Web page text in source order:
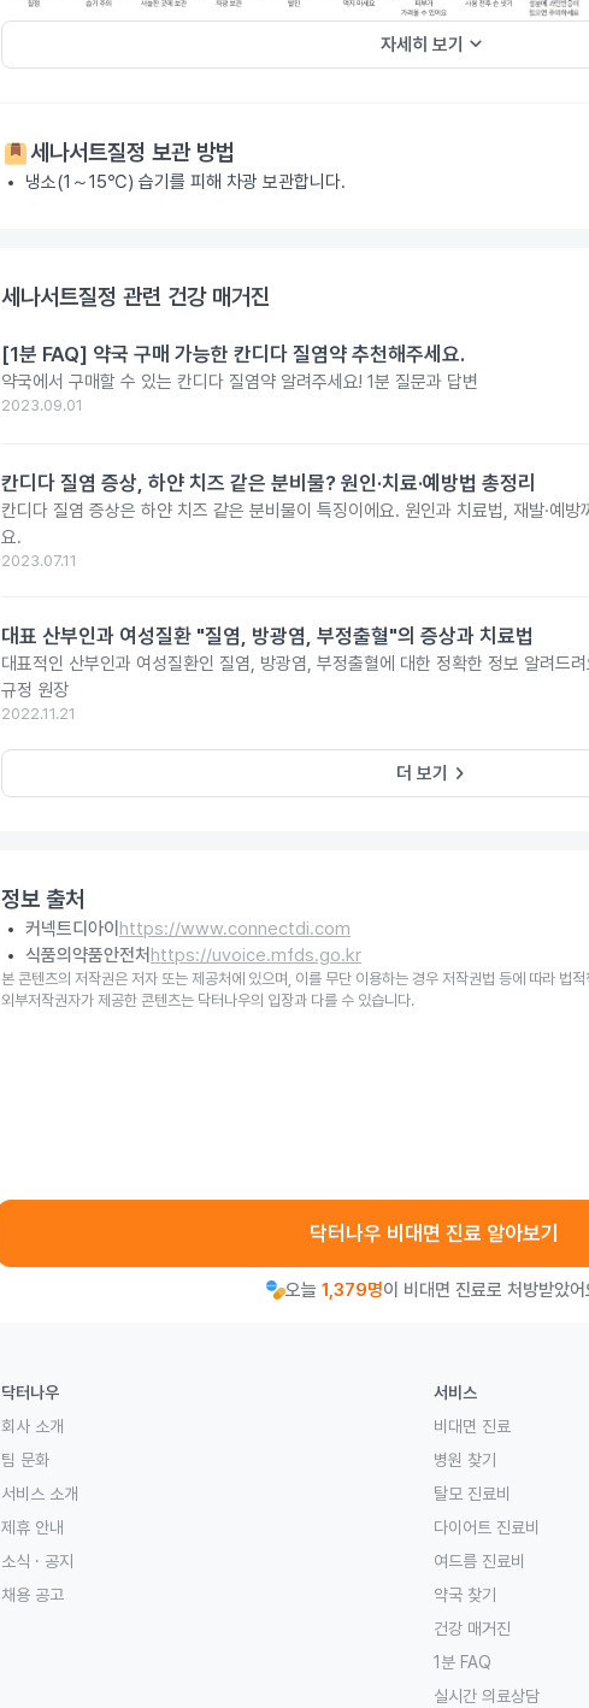
자세히 보기 keyboard_arrow_down
세나서트질정 보관 방법
냉소(1～15℃) 습기를 피해 차광 보관합니다.
세나서트질정 관련 건강 매거진
[1분 FAQ] 약국 구매 가능한 칸디다 질염약 추천해주세요.
약국에서 구매할 수 있는 칸디다 질염약 알려주세요! 1분 질문과 답변
2023.09.01
칸디다 질염 증상, 하얀 치즈 같은 분비물? 원인·치료·예방법 총정리
칸디다 질염 증상은 하얀 치즈 같은 분비물이 특징이에요. 원인과 치료법, 재발·예방
요.
2023.07.11
대표 산부인과 여성질환 "질염, 방광염, 부정출혈"의 증상과 치료법
대표적인 산부인과 여성질환인 질염, 방광염, 부정출혈에 대한 정확한 정보 알려드
규정 원장
2022.11.21
더 보기 keyboard_arrow_right
정보 출처
커넥트디아이 https://www.connectdi.com
식품의약품안전처 https://uvoice.mfds.go.kr
본 콘텐츠의 저작권은 저자 또는 제공처에 있으며, 이를 무단 이용하는 경우 저작권법 등에 따라 법
외부저작권자가 제공한 콘텐츠는 닥터나우의 입장과 다를 수 있습니다.
닥터나우 비대면 진료 알아보기
오늘 1,379명이 비대면 진료로 처방받았어
닥터나우
회사 소개
팀 문화
서비스 소개
제휴 안내
소식 · 공지
채용 공고
서비스
비대면 진료
병원 찾기
탈모 진료비
다이어트 진료비
여드름 진료비
약국 찾기
건강 매거진
1분 FAQ
실시간 의료상담